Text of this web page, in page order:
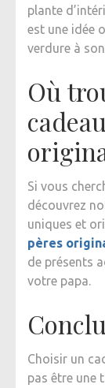
plante
est une idée
verdure à
Où
Si vous
découvrez
uniques et
pères
de présents
votre papa.
Choisir un
pas être une